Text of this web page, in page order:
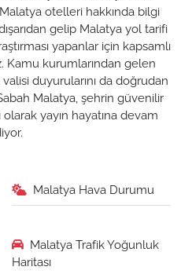
otelleri hakkında bilgi
gelip Malatya yol tarifi
yapanlar için kapsamlı
Kamu kurumlarından gelen
duyurularını da doğrudan
Malatya, şehrin güvenilir
yayın hayatına devam
Malatya Hava Durumu
Malatya Trafik Yoğunluk
Haritası